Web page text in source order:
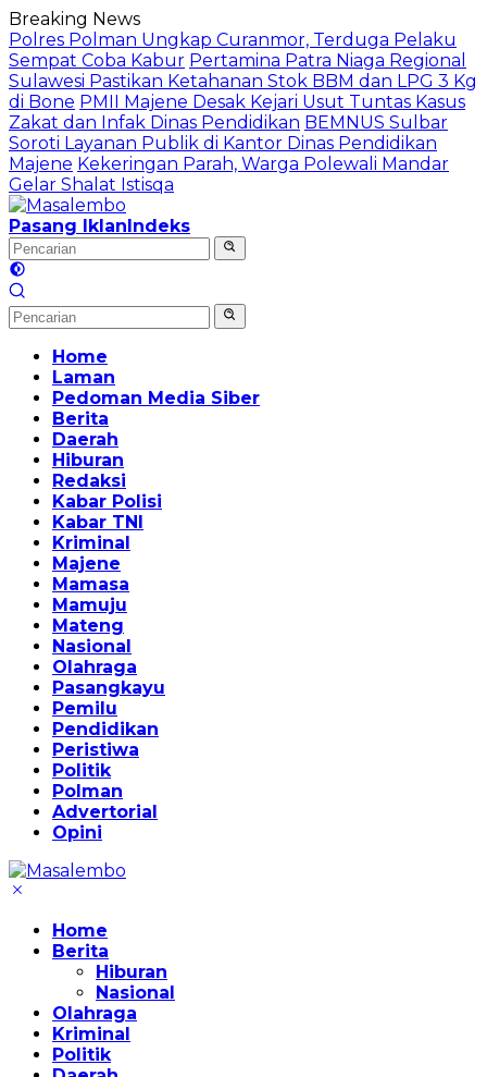
Langsung
ke
konten
Breaking News
Polres Polman Ungkap Curanmor, Terduga Pelaku
Sempat Coba Kabur Pertamina Patra Niaga Regional
Sulawesi Pastikan Ketahanan Stok BBM dan LPG 3 Kg
di Bone PMII Majene Desak Kejari Usut Tuntas Kasus
Zakat dan Infak Dinas Pendidikan BEMNUS Sulbar
Soroti Layanan Publik di Kantor Dinas Pendidikan
Majene Kekeringan Parah, Warga Polewali Mandar
Gelar Shalat Istisqa
Pasang IklanIndeks
Home
Laman
Pedoman Media Siber
Berita
Daerah
Hiburan
Redaksi
Kabar Polisi
Kabar TNI
Kriminal
Majene
Mamasa
Mamuju
Mateng
Nasional
Olahraga
Pasangkayu
Pemilu
Pendidikan
Peristiwa
Politik
Polman
Advertorial
Opini
Home
Berita
Hiburan
Nasional
Olahraga
Kriminal
Politik